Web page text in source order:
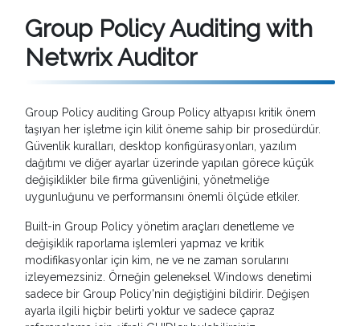
Group Policy Auditing with
Netwrix Auditor
Group Policy auditing Group Policy altyapısı kritik önem
taşıyan her işletme için kilit öneme sahip bir prosedürdür.
Güvenlik kuralları, desktop konfigürasyonları, yazılım
dağıtımı ve diğer ayarlar üzerinde yapılan görece küçük
değişiklikler bile firma güvenliğini, yönetmeliğe
uygunluğunu ve performansını önemli ölçüde etkiler.
Built-in Group Policy yönetim araçları denetleme ve
değişiklik raporlama işlemleri yapmaz ve kritik
modifikasyonlar için kim, ne ve ne zaman sorularını
izleyemezsiniz. Örneğin geleneksel Windows denetimi
sadece bir Group Policy'nin değiştiğini bildirir. Değişen
ayarla ilgili hiçbir belirti yoktur ve sadece çapraz